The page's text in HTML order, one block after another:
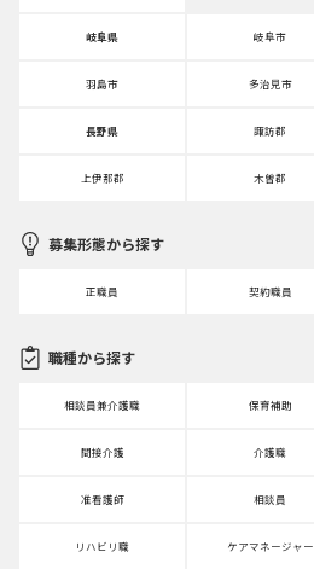
岐阜県 岐阜市
羽島市 多治見市
長野県 諏訪郡
上伊那郡 木曽郡
募集形態から探す
正職員 契約職員
職種から探す
相談員兼介護職 保育補助
間接介護 介護職
准看護師 相談員
リハビリ職 ケアマネージャー